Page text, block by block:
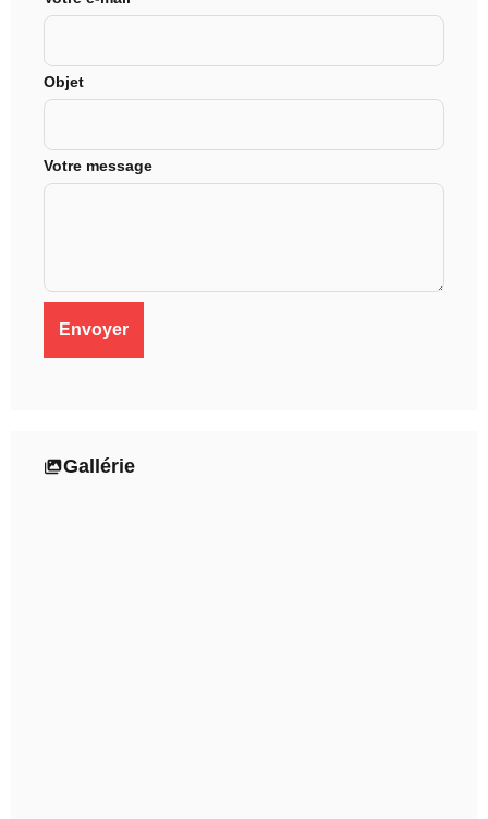
Objet
Votre message
Gallérie